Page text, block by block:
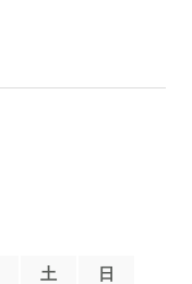
土 日